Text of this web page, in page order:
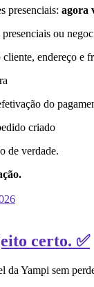
presenciais: agora
ou
endereço e
do
criado
de verdade.
certo. ✅
da Yampi sem